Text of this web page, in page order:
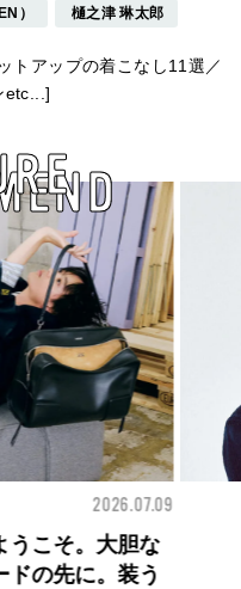
） 樋之津 琳太郎
トアップの着こなし11選／
etc...]
2026.07.09
】時をかけ